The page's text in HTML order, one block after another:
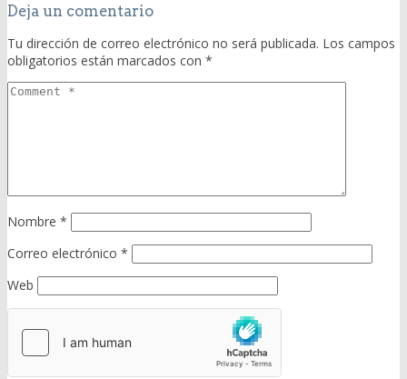
Deja un comentario
Tu dirección de correo electrónico no será publicada. Los campos
obligatorios están marcados con *
Nombre *
Correo electrónico *
Web